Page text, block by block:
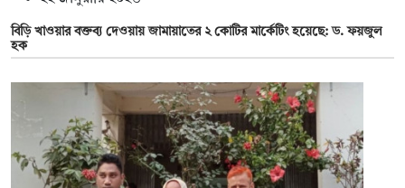
বিড়ি খাওয়ার বক্তব্য দেওয়ায় জামায়াতের ২ কোটির মার্কেটিং হয়েছে: ড. ফয়জুল
হক